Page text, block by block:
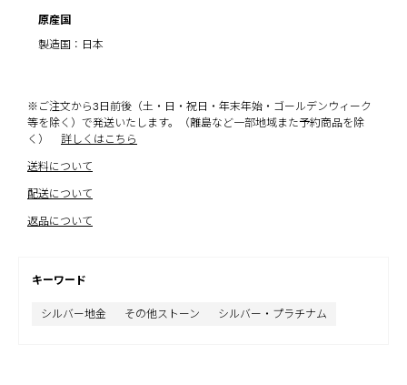
原産国
製造国：日本
※ご注文から3日前後（土・日・祝日・年末年始・ゴールデンウィーク
等を除く）で発送いたします。（離島など一部地域また予約商品を除
く）
詳しくはこちら
送料について
配送について
返品について
キーワード
シルバー地金 その他ストーン シルバー・プラチナム